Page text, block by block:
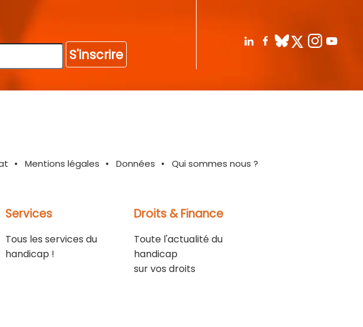
S'inscrire
Mentions légales Données Qui sommes nous ?
Services
Tous les services du
handicap !
Droits & Finance
Toute l'actualité du
handicap
sur vos droits